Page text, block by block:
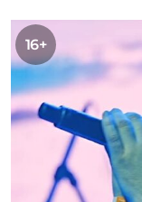
16+